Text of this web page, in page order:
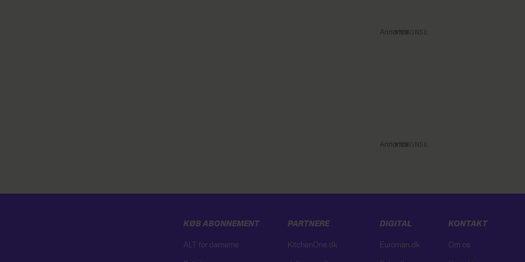
Annonce
Annonce
KØB ABONNEMENT
ALT for damerne
PARTNERE
KitchenOne.dk
DIGITAL
Euroman.dk
KONTAKT
Om os